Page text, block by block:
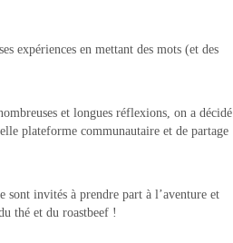
expériences en mettant des mots (et des
et longues réflexions, on a décidé
plateforme communautaire et de partage
sont invités à prendre part à l’aventure et
thé et du roastbeef !